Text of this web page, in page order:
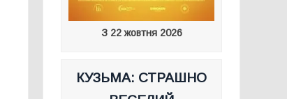
З 22 жовтня 2026
КУЗЬМА: СТРАШНО